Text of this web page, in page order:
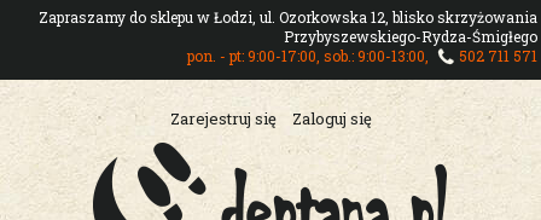
Zapraszamy do sklepu w Łodzi, ul. Ozorkowska 12, blisko skrzyżowania
Przybyszewskiego-Rydza-Śmigłego
pon. - pt: 9:00-17:00, sob.: 9:00-13:00,
502 711 571
Zarejestruj się Zaloguj się